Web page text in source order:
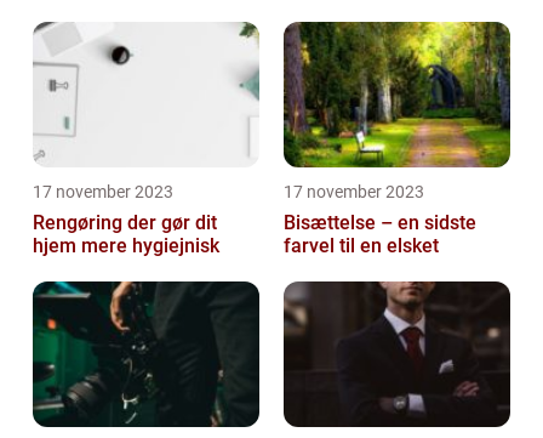
17 november 2023
Rengøring der gør dit
hjem mere hygiejnisk
17 november 2023
Bisættelse – en sidste
farvel til en elsket